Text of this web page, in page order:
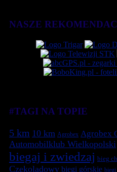
NASZE
#TAGI NA TOPIE
5 km 10 km Agrobex Agrobex
Automobilklub Wielkopolski
biegaj i zwiedzaj bieg
Czekoladowy biegi górskie biegi